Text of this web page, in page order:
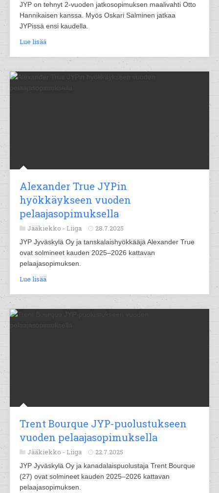
JYP on tehnyt 2-vuoden jatkosopimuksen maalivahti Otto
Hannikaisen kanssa. Myös Oskari Salminen jatkaa
JYPissä ensi kaudella.
Lue lisää
Alexander True JYPin
hyökkäykseen vuoden
pelaajasopimuksella
Jääkiekko - Liiga 28.7.2025
JYP Jyväskylä Oy ja tanskalaishyökkääjä Alexander True
ovat solmineet kauden 2025–2026 kattavan
pelaajasopimuksen.
Lue lisää
Trent Bourque JYP-puolustukseen
vuoden pelaajasopimuksella
Jääkiekko - Liiga 22.7.2025
JYP Jyväskylä Oy ja kanadalaispuolustaja Trent Bourque
(27) ovat solmineet kauden 2025–2026 kattavan
pelaajasopimuksen.